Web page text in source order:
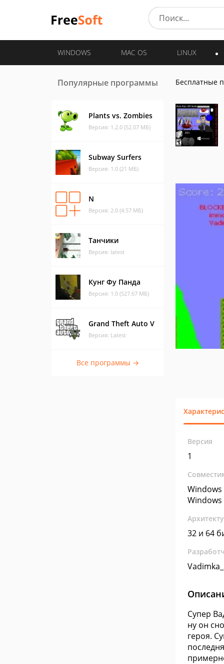
WINDOWS MAC OS LINUX
Популярные программы
Plants vs. Zombies
Версия: 1.2.0 (52.07 МБ)
Subway Surfers
Версия: 1.0 (21 МБ)
N
Версия: 2.0 (4.57 МБ)
Танчики
Версия: latest
Кунг Фу Панда
Версия: 1.0 (527.67 МБ)
Grand Theft Auto V
Версия: Latest
Все программы →
Бесплатные
Версия
1
Windows
Windows
32 и 64
Супер
ну он
героя.